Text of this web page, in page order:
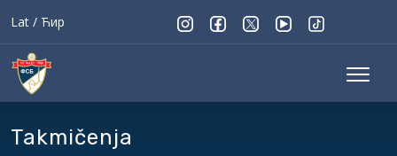
Lat / Ћир
Takmičenja